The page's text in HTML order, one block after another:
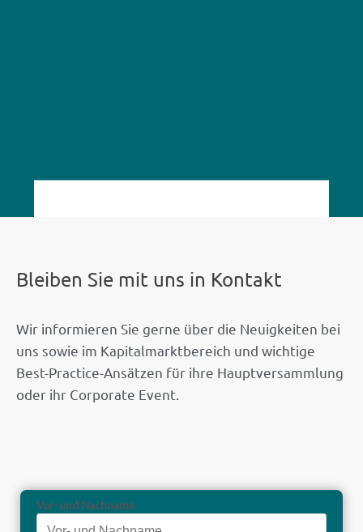
Bleiben Sie mit uns in Kontakt
Wir informieren Sie gerne über die Neuigkeiten bei
uns sowie im Kapitalmarktbereich und wichtige
Best-Practice-Ansätzen für ihre Hauptversammlung
oder ihr Corporate Event.
Vor- und Nachname